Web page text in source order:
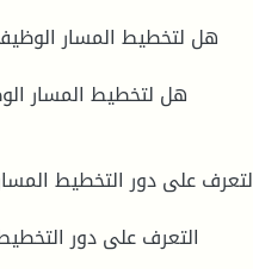
هل لتخطيط المسار
هل لتخطيط المسار